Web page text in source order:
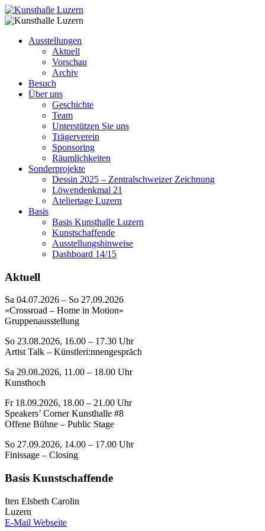
Ausstellungen
Aktuell
Vorschau
Archiv
Besuch
Über uns
Geschichte
Team
Unterstützen Sie uns
Trägerverein
Sponsoring
Räumlichkeiten
Sonderprojekte
Dessin 2025 – Zentralschweizer Zeichnung
Löwendenkmal 21
Ateliertage Luzern
Basis
Basis Kunsthalle Luzern
Kunstschaffende
Ausstellungshinweise
Dashboard 14/15
Aktuell
Sa 04.07.2026 – So 27.09.2026
«Crossroad – Home in Motion»
Gruppenausstellung
So 23.08.2026, 16.00 – 17.30 Uhr
Artist Talk – Künstleri:nnengespräch
Sa 29.08.2026, 11.00 – 18.00 Uhr
Kunsthoch
Fr 18.09.2026, 18.00 – 21.00 Uhr
Speakers’ Corner Kunsthalle #8
Offene Bühne – Public Stage
So 27.09.2026, 14.00 – 17.00 Uhr
Finissage – Closing
Basis Kunstschaffende
Iten Elsbeth Carolin
Luzern
E-Mail Webseite